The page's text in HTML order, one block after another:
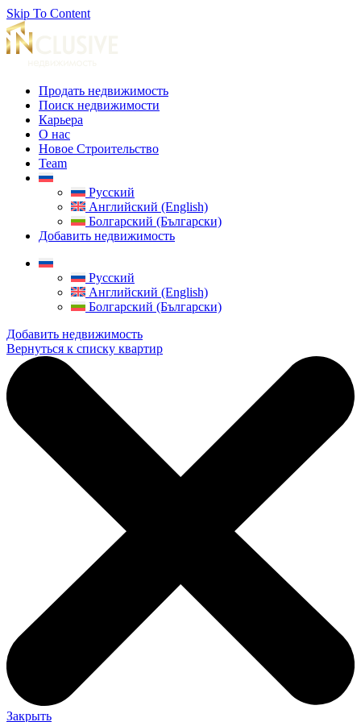
Skip To Content
Продать недвижимость
Поиск недвижимости
Карьера
О нас
Новое Строительство
Team
Русский
Английский (English)
Болгарский (Български)
Добавить недвижимость
Русский
Английский (English)
Болгарский (Български)
Добавить недвижимость
Вернуться к списку квартир
Закрыть